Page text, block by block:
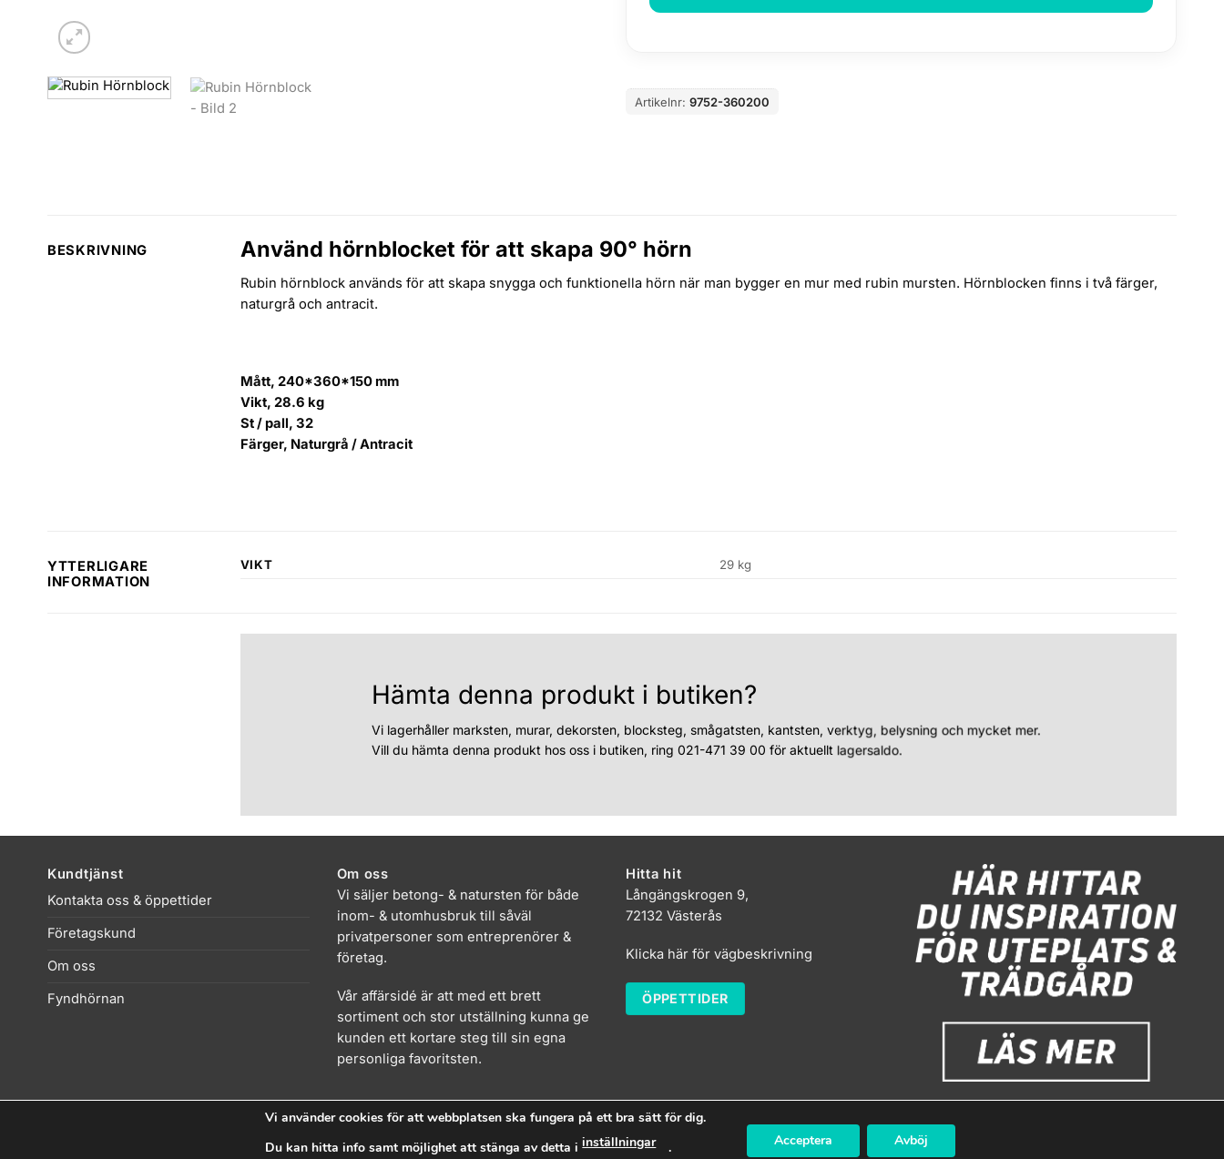
Artikelnr: 9752-360200
BESKRIVNING Använd hörnblocket för att skapa 90° hörn
Rubin hörnblock används för att skapa snygga och funktionella hörn när man bygger en mur med rubin mursten. Hörnblocken finns i två färger,
naturgrå och antracit.
Mått, 240*360*150 mm
Vikt, 28.6 kg
St / pall, 32
Färger, Naturgrå / Antracit
YTTERLIGARE
INFORMATION
VIKT 29 kg
Hämta denna produkt i butiken?
Vi lagerhåller marksten, murar, dekorsten, blocksteg, smågatsten, kantsten, verktyg, belysning och mycket mer.
Vill du hämta denna produkt hos oss i butiken, ring 021-471 39 00 för aktuellt lagersaldo.
Kundtjänst
Kontakta oss & öppettider
Företagskund
Om oss
Fyndhörnan
Om oss
Vi säljer betong- & natursten för både
inom- & utomhusbruk till såväl
privatpersoner som entreprenörer &
företag.
Vår affärsidé är att med ett brett
sortiment och stor utställning kunna ge
kunden ett kortare steg till sin egna
personliga favoritsten.
Hitta hit
Långängskrogen 9,
72132 Västerås
Klicka här för vägbeskrivning
ÖPPETTIDER
Vi använder cookies för att webbplatsen ska fungera på ett bra sätt för dig.
Du kan hitta info samt möjlighet att stänga av detta iinställningar . Acceptera Avböj